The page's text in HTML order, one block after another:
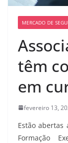
MERCADO DE
têm
em
fevereiro 13,
Estão abertas
Formação